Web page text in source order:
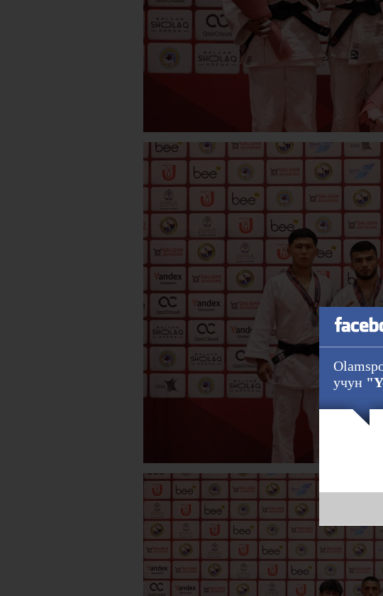
учун